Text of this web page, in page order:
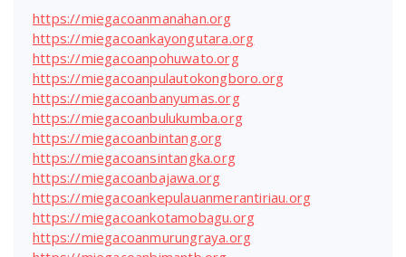
https://miegacoanmanahan.org
https://miegacoankayongutara.org
https://miegacoanpohuwato.org
https://miegacoanpulautokongboro.org
https://miegacoanbanyumas.org
https://miegacoanbulukumba.org
https://miegacoanbintang.org
https://miegacoansintangka.org
https://miegacoanbajawa.org
https://miegacoankepulauanmerantiriau.org
https://miegacoankotamobagu.org
https://miegacoanmurungraya.org